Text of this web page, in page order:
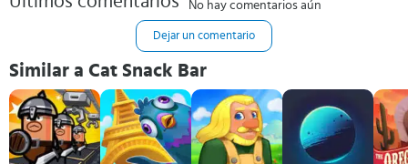
No hay comentarios aún
Dejar un comentario
Similar a Cat Snack Bar